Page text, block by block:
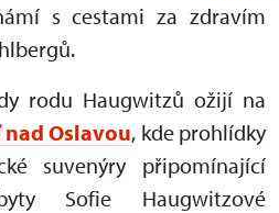
s cestami za zdravím
rodu Haugwitzů ožijí na
Oslavou, kde prohlídky
suvenýry připomínající
Sofie Haugwitzové